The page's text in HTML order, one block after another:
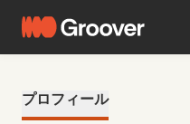
プロフィール